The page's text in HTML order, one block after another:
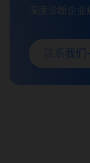
深度诊断企
联系我们